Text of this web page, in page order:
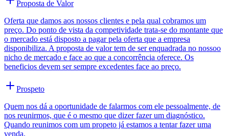
Proposta de Valor
Oferta que damos aos nossos clientes e pela qual cobramos um
preço. Do ponto de vista da competividade trata-se do montante que
o mercado está disposto a pagar pela oferta que a empresa
disponibiliza. A proposta de valor tem de ser enquadrada no nossoo
nicho de mercado e face ao que a concorrência oferece. Os
beneficios devem ser sempre excedentes face ao preço.
Prospeto
Quem nos dá a oportunidade de falarmos com ele pessoalmente, de
nos reunirmos, que é o mesmo que dizer fazer um diagnóstico.
Quando reunimos com um propeto já estamos a tentar fazer uma
venda.